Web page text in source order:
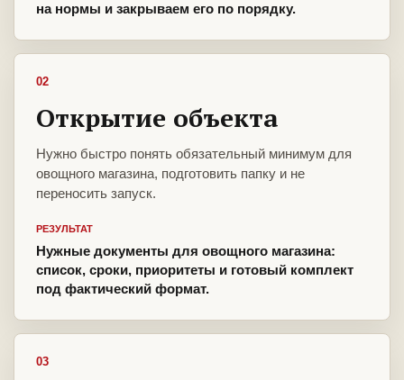
на нормы и закрываем его по порядку.
02
Открытие объекта
Нужно быстро понять обязательный минимум для
овощного магазина, подготовить папку и не
переносить запуск.
РЕЗУЛЬТАТ
Нужные документы для овощного магазина:
список, сроки, приоритеты и готовый комплект
под фактический формат.
03